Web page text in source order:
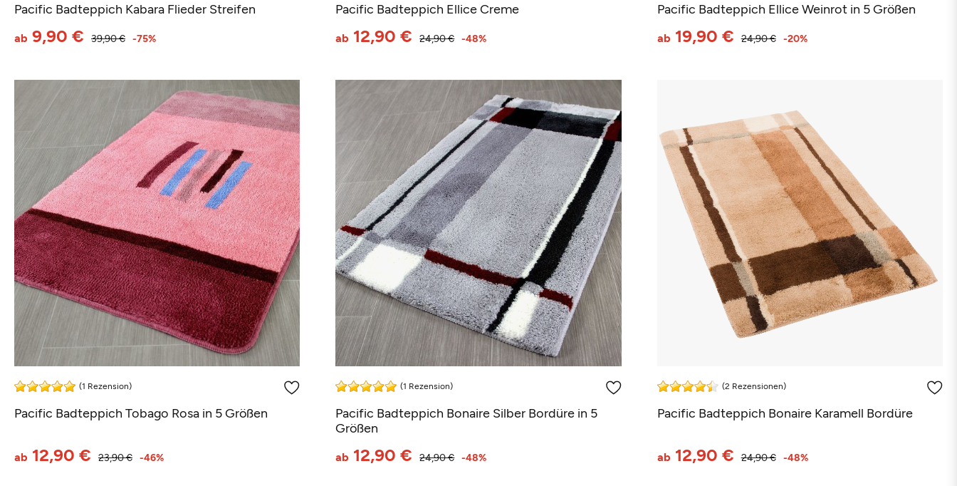
Pacific Badteppich Kabara Flieder Streifen
39,90 €
ab 9,90 € -75%
Pacific Badteppich Ellice Creme
24,90 €
ab 12,90 € -48%
Pacific Badteppich Ellice Weinrot in 5 Größen
24,90 €
ab 19,90 € -20%
(1 Rezension)
Pacific Badteppich Tobago Rosa in 5 Größen
23,90 €
ab 12,90 € -46%
(1 Rezension)
Pacific Badteppich Bonaire Silber Bordüre in 5
Größen
24,90 €
ab 12,90 € -48%
(2 Rezensionen)
Pacific Badteppich Bonaire Karamell Bordüre
24,90 €
ab 12,90 € -48%